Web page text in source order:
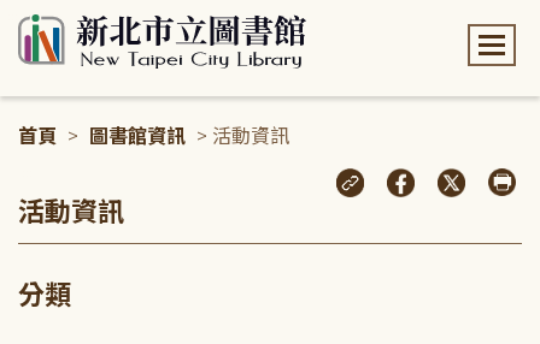
首頁 > 圖書館資訊 > 活動資訊
活動資訊
分類